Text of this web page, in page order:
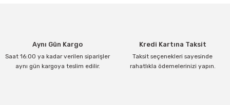
Ürün açıklamasında eksik bilgiler bulunuyor.
Ürün bilgilerinde hatalar bulunuyor.
Aynı Gün Kargo
Saat 16:00 ya kadar verilen siparişler
aynı gün kargoya teslim edilir.
Kredi Kartına Taksit
Taksit seçenekleri sayesinde
rahatlıkla ödemelerinizi yapın.